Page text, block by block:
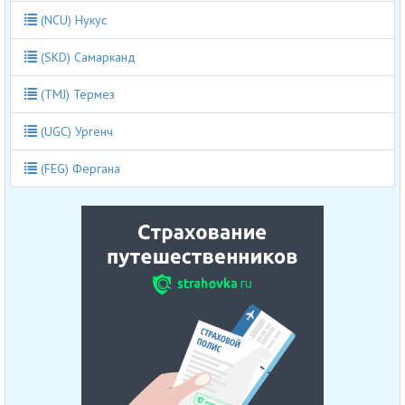
(NCU) Нукус
(SKD) Самарканд
(TMJ) Термез
(UGC) Ургенч
(FEG) Фергана